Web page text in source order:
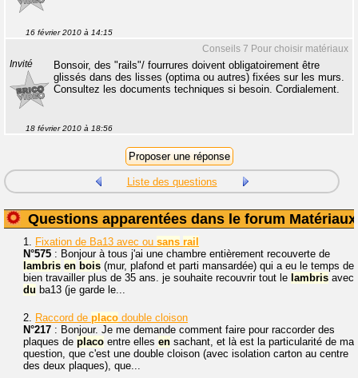
16 février 2010 à 14:15
Conseils 7 Pour choisir matériaux
Invité
Bonsoir, des "rails"/ fourrures doivent obligatoirement être
glissés dans des lisses (optima ou autres) fixées sur les murs.
Consultez les documents techniques si besoin. Cordialement.
18 février 2010 à 18:56
Liste des questions
Questions apparentées dans le forum Matériaux
1. Fixation de Ba13 avec ou sans rail
N°575 : Bonjour à tous j'ai une chambre entièrement recouverte de
lambris en bois (mur, plafond et parti mansardée) qui a eu le temps de
bien travailler plus de 35 ans. je souhaite recouvrir tout le lambris avec
du ba13 (je garde le...
2. Raccord de placo double cloison
N°217 : Bonjour. Je me demande comment faire pour raccorder des
plaques de placo entre elles en sachant, et là est la particularité de ma
question, que c'est une double cloison (avec isolation carton au centre
des deux plaques), que...